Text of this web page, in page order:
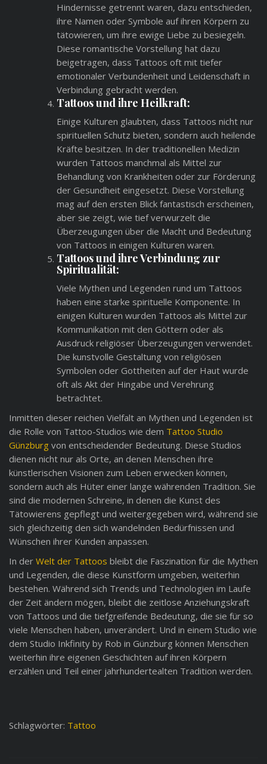
Hindernisse getrennt waren, dazu entschieden,
ihre Namen oder Symbole auf ihren Körpern zu
tätowieren, um ihre ewige Liebe zu besiegeln.
Diese romantische Vorstellung hat dazu
beigetragen, dass Tattoos oft mit tiefer
emotionaler Verbundenheit und Leidenschaft in
Verbindung gebracht werden.
Tattoos und ihre Heilkraft:
Einige Kulturen glaubten, dass Tattoos nicht nur
spirituellen Schutz bieten, sondern auch heilende
Kräfte besitzen. In der traditionellen Medizin
wurden Tattoos manchmal als Mittel zur
Behandlung von Krankheiten oder zur Förderung
der Gesundheit eingesetzt. Diese Vorstellung
mag auf den ersten Blick fantastisch erscheinen,
aber sie zeigt, wie tief verwurzelt die
Überzeugungen über die Macht und Bedeutung
von Tattoos in einigen Kulturen waren.
Tattoos und ihre Verbindung zur
Spiritualität:
Viele Mythen und Legenden rund um Tattoos
haben eine starke spirituelle Komponente. In
einigen Kulturen wurden Tattoos als Mittel zur
Kommunikation mit den Göttern oder als
Ausdruck religiöser Überzeugungen verwendet.
Die kunstvolle Gestaltung von religiösen
Symbolen oder Gottheiten auf der Haut wurde
oft als Akt der Hingabe und Verehrung
betrachtet.
Inmitten dieser reichen Vielfalt an Mythen und Legenden ist
die Rolle von Tattoo-Studios wie dem Tattoo Studio
Günzburg von entscheidender Bedeutung. Diese Studios
dienen nicht nur als Orte, an denen Menschen ihre
künstlerischen Visionen zum Leben erwecken können,
sondern auch als Hüter einer lange währenden Tradition. Sie
sind die modernen Schreine, in denen die Kunst des
Tätowierens gepflegt und weitergegeben wird, während sie
sich gleichzeitig den sich wandelnden Bedürfnissen und
Wünschen ihrer Kunden anpassen.
In der Welt der Tattoos bleibt die Faszination für die Mythen
und Legenden, die diese Kunstform umgeben, weiterhin
bestehen. Während sich Trends und Technologien im Laufe
der Zeit ändern mögen, bleibt die zeitlose Anziehungskraft
von Tattoos und die tiefgreifende Bedeutung, die sie für so
viele Menschen haben, unverändert. Und in einem Studio wie
dem Studio Inkfinity by Rob in Günzburg können Menschen
weiterhin ihre eigenen Geschichten auf ihren Körpern
erzählen und Teil einer jahrhundertealten Tradition werden.
Schlagwörter: Tattoo